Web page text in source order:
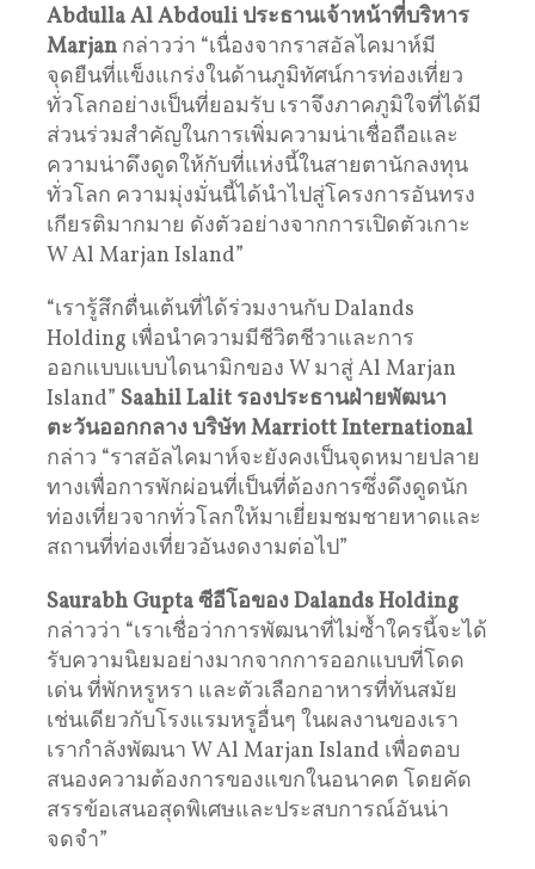
Abdulla Al Abdouli ประธานเจ้าหน้าที่บริหาร
Marjan กล่าวว่า “เนื่องจากราสอัลไคมาห์มี
จุดยืนที่แข็งแกร่งในด้านภูมิทัศน์การท่องเที่ยว
ทั่วโลกอย่างเป็นที่ยอมรับ เราจึงภาคภูมิใจที่ได้มี
ส่วนร่วมสำคัญในการเพิ่มความน่าเชื่อถือและ
ความน่าดึงดูดให้กับที่แห่งนี้ในสายตานักลงทุน
ทั่วโลก ความมุ่งมั่นนี้ได้นำไปสู่โครงการอันทรง
เกียรติมากมาย ดังตัวอย่างจากการเปิดตัวเกาะ
W Al Marjan Island”
“เรารู้สึกตื่นเต้นที่ได้ร่วมงานกับ Dalands
Holding เพื่อนำความมีชีวิตชีวาและการ
ออกแบบแบบไดนามิกของ W มาสู่ Al Marjan
Island” Saahil Lalit รองประธานฝ่ายพัฒนา
ตะวันออกกลางบริษัทMarriott International
กล่าว “ราสอัลไคมาห์จะยังคงเป็นจุดหมายปลาย
ทางเพื่อการพักผ่อนที่เป็นที่ต้องการซึ่งดึงดูดนัก
ท่องเที่ยวจากทั่วโลกให้มาเยี่ยมชมชายหาดและ
สถานที่ท่องเที่ยวอันงดงามต่อไป”
Saurabh GuptaซีอีโอของDalands Holding
กล่าวว่า “เราเชื่อว่าการพัฒนาที่ไม่ซ้ำใครนี้จะได้
รับความนิยมอย่างมากจากการออกแบบที่โดด
เด่น ที่พักหรูหรา และตัวเลือกอาหารที่ทันสมัย
เช่นเดียวกับโรงแรมหรูอื่นๆ ในผลงานของเรา
เรากำลังพัฒนา W Al Marjan Island เพื่อตอบ
สนองความต้องการของแขกในอนาคต โดยคัด
สรรข้อเสนอสุดพิเศษและประสบการณ์อันน่า
จดจำ”